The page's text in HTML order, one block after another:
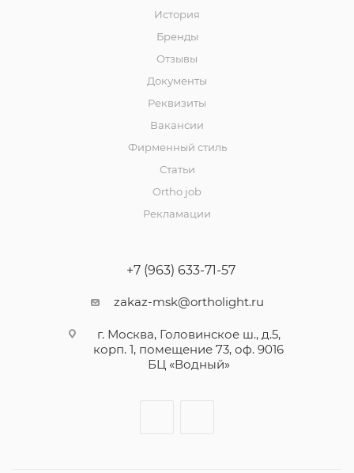
История
Бренды
Отзывы
Документы
Реквизиты
Вакансии
Фирменный стиль
Статьи
Ortho job
Рекламации
+7 (963) 633-71-57
zakaz-msk@ortholight.ru
г. Москва, Головинское ш., д.5,
корп. 1, помещение 73, оф. 9016
БЦ «Водный»